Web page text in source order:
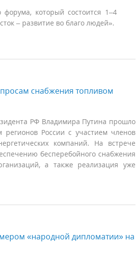
форума, который состоится 1–4
– развитие во благо людей».
снабжения топливом
РФ Владимира Путина прошло
России с участием членов
компаний. На встрече
бесперебойного снабжения
а также реализация уже
«народной дипломатии» на